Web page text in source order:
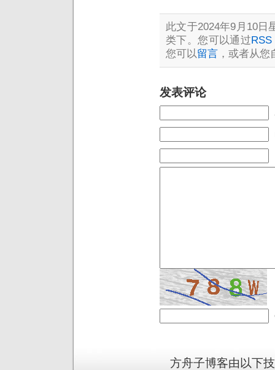
此文于2024年9月10日
类下。您可以通过RSS
您可以留言 ，或者从
发表评论
方舟子博客由以下